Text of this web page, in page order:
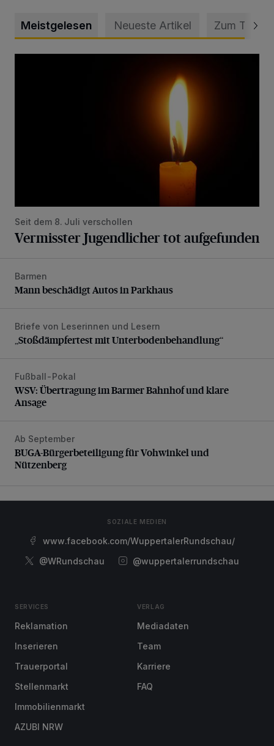
Meistgelesen Neueste Artikel Zum Thema
Seit dem 8. Juli verschollen
Vermisster Jugendlicher tot aufgefunden
Mann beschädigt Autos in Parkhaus
Barmen
Mann beschädigt Autos in Parkhaus
„Stoßdämpfertest mit Unterbodenbehandlung“
Briefe von Leserinnen und Lesern
„Stoßdämpfertest mit Unterbodenbehandlung“
WSV: Übertragung im Barmer Bahnhof und klare Ansage
Fußball-Pokal
WSV: Übertragung im Barmer Bahnhof und klare
Ansage
BUGA-Bürgerbeteiligung für Vohwinkel und Nützenberg
Ab September
BUGA-Bürgerbeteiligung für Vohwinkel und
Nützenberg
SOZIALE MEDIEN
www.facebook.com/WuppertalerRundschau/
@WRundschau
@wuppertalerrundschau
SERVICES
Reklamation
Inserieren
Trauerportal
Stellenmarkt
Immobilienmarkt
AZUBI NRW
VERLAG
Mediadaten
Team
Karriere
FAQ